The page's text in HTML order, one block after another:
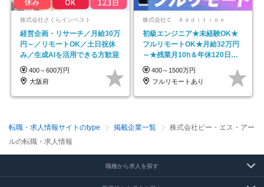
株式会社さくらインベスト
経営企画・リサーチ／月給30万
円～／リモートOK／土日祝休
み／生成AIを活用できる方歓迎
400～600万円
大阪府
株式会社Ｃ Ａｄｄｉｔｉｏｎ
初級エンジニア★未経験OK★
フルリモートOK★月給32万円
～★残業月10h＆年休120日以
上★副業可
400～1500万円
フルリモートあり
転職・求人情報サイトのtype 掲載企業一覧
株式会社ビー・エス・アー
ルの転職・求人情報
職種から求人を探す